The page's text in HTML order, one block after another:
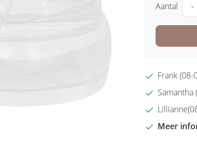
Aantal -
Frank
Meer